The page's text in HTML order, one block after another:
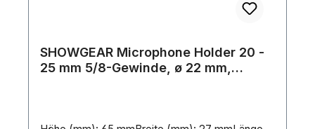
SHOWGEAR Microphone Holder 20 -
25 mm 5/8-Gewinde, ø 22 mm,